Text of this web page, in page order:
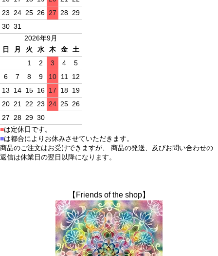
23
24 25 26 27 28 29
30 31
2026年9月
日
月 火 水 木 金
土
1
2 3 4
5
6
7 8 9 10 11
12
13
14 15 16 17 18 19
20 21 22 23 24 25 26
27
28 29 30
■は定休日です。
■は都合によりお休みさせていただきます。
商品のご注文はお受けできますが、 商品の発送、及びお問い合わせの
返信は休業日の翌日以降になります。
【Friends of the shop】